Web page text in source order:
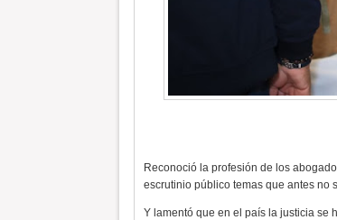
Reconoció la profesión de los
escrutinio público temas que antes no
Y lamentó que en el país la justicia se